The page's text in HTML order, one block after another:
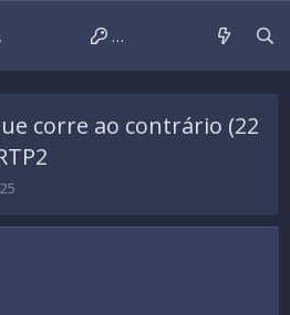
sessão Criar conta
corre ao contrário (22